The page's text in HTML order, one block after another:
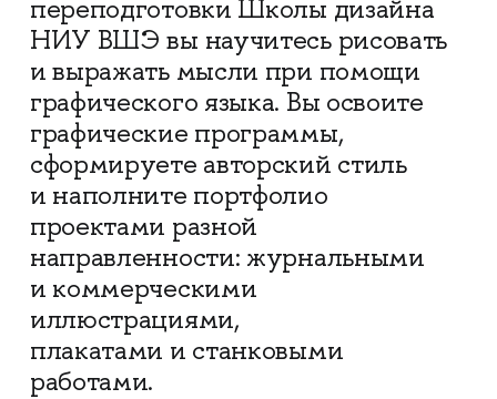
переподготовки Школы дизайна
НИУ ВШЭ вы научитесь рисовать
и выражать мысли при помощи
графического языка. Вы освоите
графические программы,
сформируете авторский стиль
и наполните портфолио
проектами разной
направленности: журнальными
и коммерческими
иллюстрациями,
плакатами и станковыми
работами.